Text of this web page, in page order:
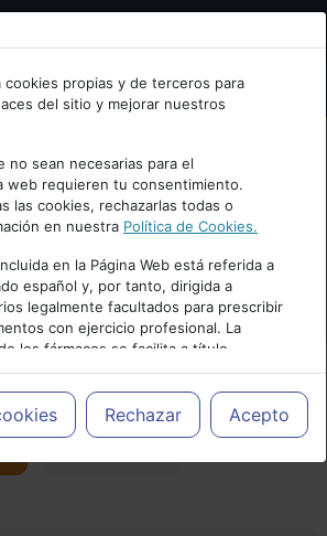
con tu email.
Cancelar
propias y de terceros para
del sitio y mejorar nuestros
no sean necesarias para el
web requieren tu consentimiento.
las cookies, rechazarlas todas o
en nuestra Política de Cookies.
en la Página Web está referida a
español y, por tanto, dirigida a
legalmente facultados para prescribir
con ejercicio profesional. La
los fármacos se facilita a título
siendo responsabilidad de los
prescribir medicamentos y decidir, en
el tratamiento más adecuado a las
Rechazar Acepto
Artículos|Salud mental